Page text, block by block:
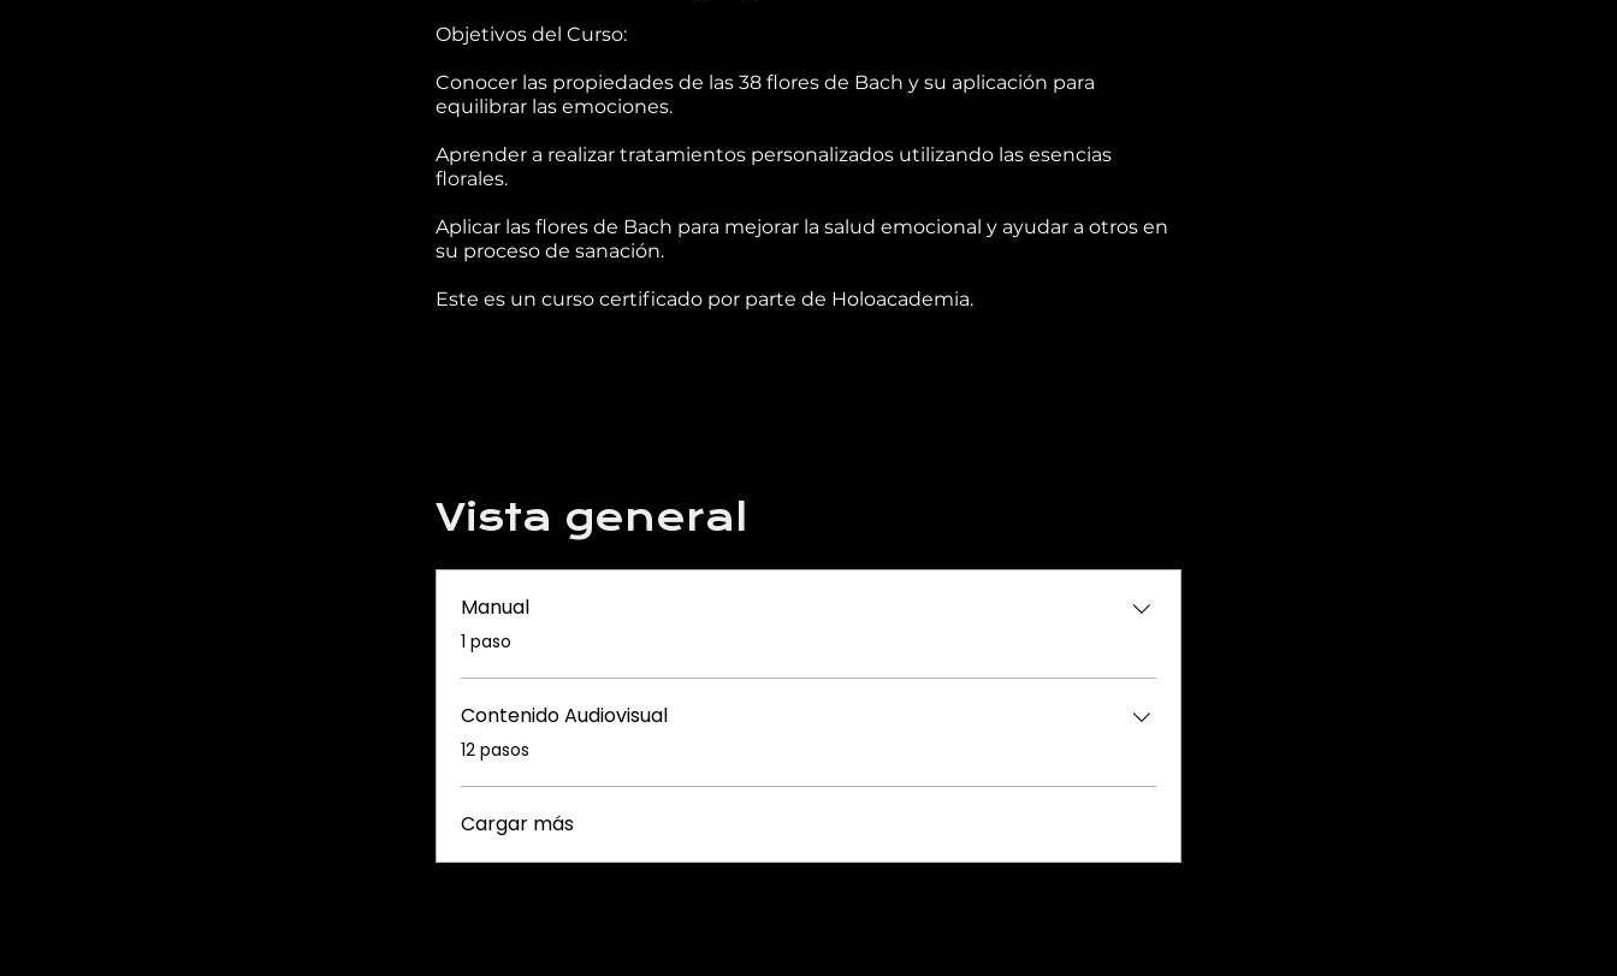
Objetivos del Curso:
Conocer las propiedades de las 38 flores de Bach y su aplicación para
equilibrar las emociones.
Aprender a realizar tratamientos personalizados utilizando las esencias
florales.
Aplicar las flores de Bach para mejorar la salud emocional y ayudar a otros en
su proceso de sanación.
Este es un curso certificado por parte de Holoacademia.
Vista general
Manual
.1 paso
Contenido Audiovisual
.12 pasos
Cargar más